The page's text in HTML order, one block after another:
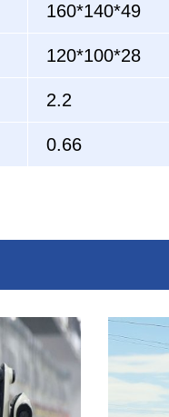
160*140*49
120*100*28
2.2
0.66